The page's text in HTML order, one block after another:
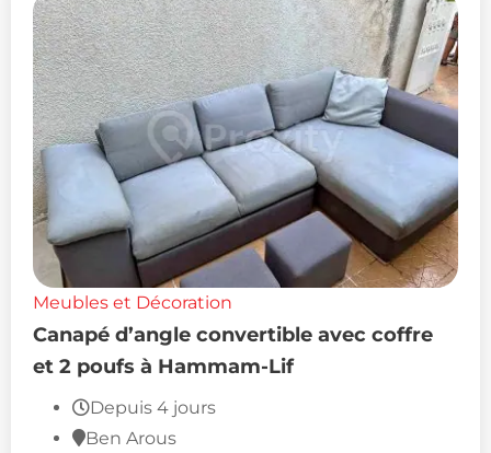
Meubles et Décoration
Canapé d’angle convertible avec coffre
et 2 poufs à Hammam-Lif
Depuis 4 jours
Ben Arous